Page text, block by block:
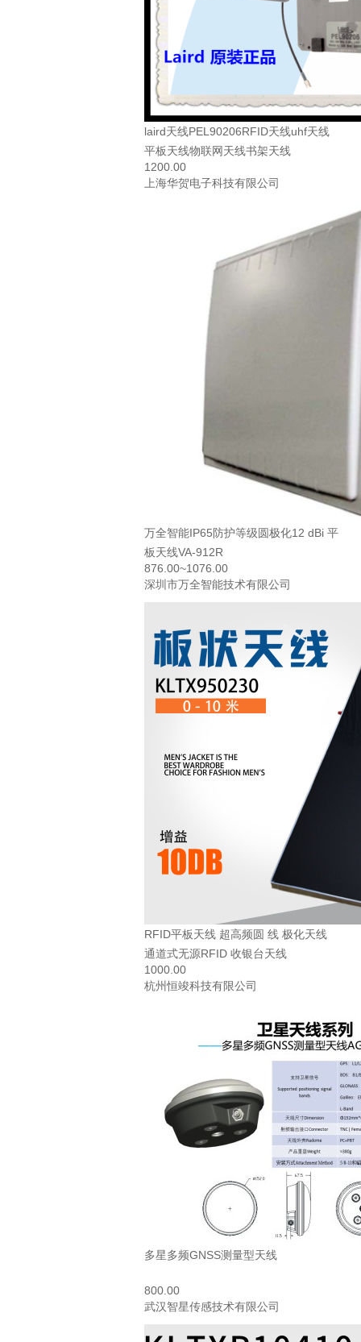
laird天线PEL90206RFID天线uhf天线
平板天线物联网天线书架天线
1200.00
上海华贺电子科技有限公司
万全智能IP65防护等级圆极化12 dBi 平
板天线VA-912R
876.00~1076.00
深圳市万全智能技术有限公司
RFID平板天线 超高频圆 线 极化天线
通道式无源RFID 收银台天线
1000.00
杭州恒竣科技有限公司
多星多频GNSS测量型天线
800.00
武汉智星传感技术有限公司